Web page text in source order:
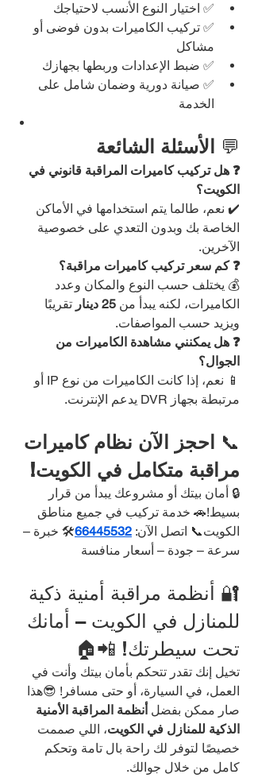
✅ اختيار النوع الأنسب لاحتياجك
✅ تركيب الكاميرات بدون فوضى أو
مشاكل
✅ ضبط الإعدادات وربطها بجهازك
✅ صيانة دورية وضمان شامل على
الخدمة
💬 الأسئلة الشائعة
❓ هل تركيب كاميرات المراقبة قانوني في
الكويت؟
✔️ نعم، طالما يتم استخدامها في الأماكن
الخاصة بك وبدون التعدي على خصوصية
الآخرين.
❓ كم سعر تركيب كاميرات مراقبة؟
💰 يختلف حسب النوع والمكان وعدد
الكاميرات، لكنه يبدأ من 25 دينار
تقريبًا
ويزيد حسب المواصفات.
❓ هل يمكنني مشاهدة الكاميرات من
الجوال؟
📱 نعم، إذا كانت الكاميرات من نوع IP أو
مرتبطة بجهاز DVR يدعم الإنترنت.
📞
احجز الآن نظام كاميرات
مراقبة متكامل في الكويت!
🔒 أمان بيتك أو مشروعك يبدأ من قرار
بسيط!🚗 خدمة تركيب في جميع مناطق
الكويت📞 اتصل الآن: 66445532🛠️ خبرة –
سرعة – جودة – أسعار منافسة
🔐 أنظمة مراقبة أمنية ذكية
للمنازل في الكويت – أمانك
تحت سيطرتك! 📲🏠
تخيل إنك تقدر تتحكم بأمان بيتك وأنت في
العمل، في السيارة، أو حتى مسافر! 😎هذا
صار ممكن بفضل أنظمة المراقبة الأمنية
الذكية للمنازل في الكويت، اللي صممت
خصيصًا لتوفر لك راحة بال تامة وتحكم
كامل من خلال جوالك.